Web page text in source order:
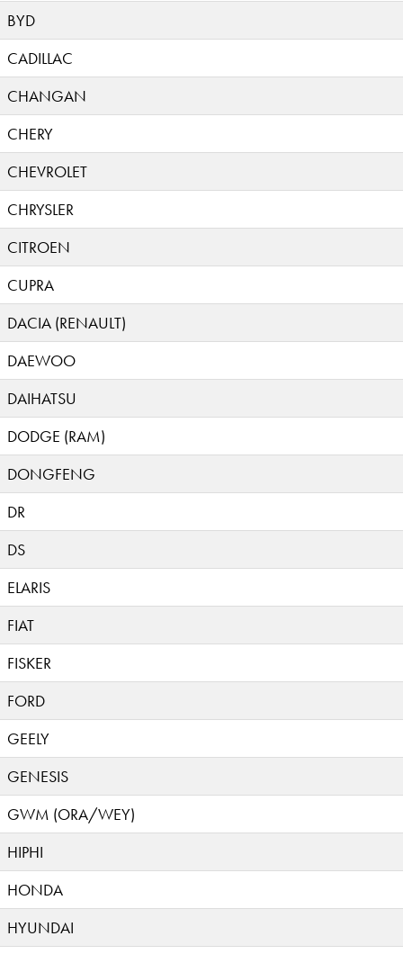
BYD
CADILLAC
CHANGAN
CHERY
CHEVROLET
CHRYSLER
CITROEN
CUPRA
DACIA (RENAULT)
DAEWOO
DAIHATSU
DODGE (RAM)
DONGFENG
DR
DS
ELARIS
FIAT
FISKER
FORD
GEELY
GENESIS
GWM (ORA/WEY)
HIPHI
HONDA
HYUNDAI